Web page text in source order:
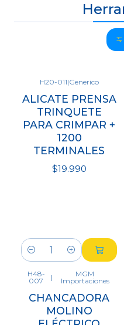
H20-011|Generico
ALICATE PRENSA
TRINQUETE
PARA CRIMPAR +
1200
TERMINALES
$19.990
Cantidad
H48-
007
|
MGM
Importaciones
CHANCADORA
MOLINO